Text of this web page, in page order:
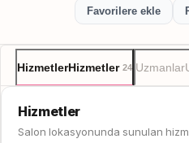
Favorilere ekle
HizmetlerHizmetler 24 Uzmanlar
Hizmetler
Salon lokasyonunda sunulan